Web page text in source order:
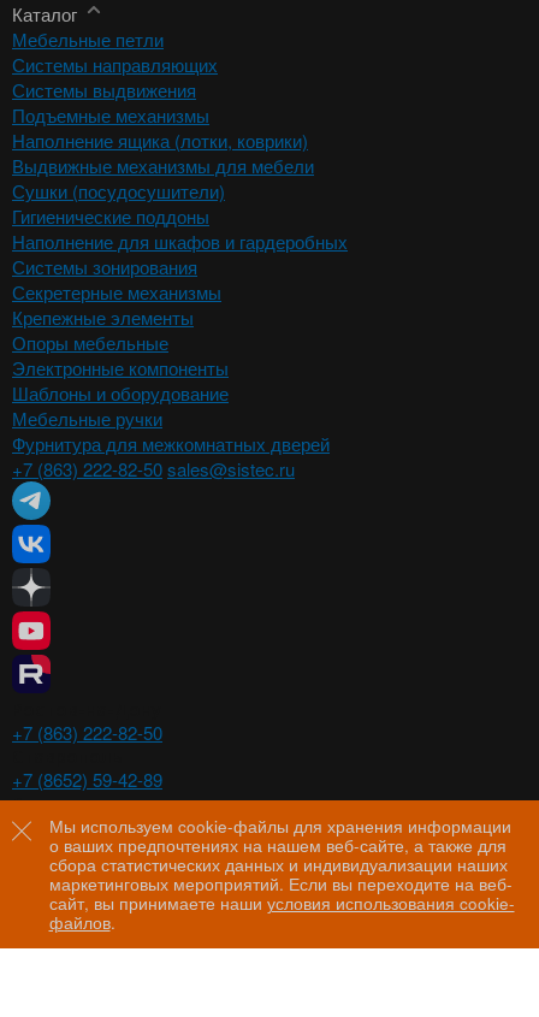
Мы используем cookie-файлы для хранения информации
о ваших предпочтениях на нашем веб-сайте, а также для
сбора статистических данных и индивидуализации наших
маркетинговых мероприятий. Если вы переходите на веб-
сайт, вы принимаете наши условия использования cookie-
файлов.
Каталог
Мебельные петли
Системы направляющих
Системы выдвижения
Подъемные механизмы
Наполнение ящика (лотки, коврики)
Выдвижные механизмы для мебели
Сушки (посудосушители)
Гигиенические поддоны
Наполнение для шкафов и гардеробных
Системы зонирования
Секретерные механизмы
Крепежные элементы
Опоры мебельные
Электронные компоненты
Шаблоны и оборудование
Мебельные ручки
Фурнитура для межкомнатных дверей
+7 (863) 222-82-50sales@sistec.ru
+7 (863) 222-82-50
+7 (8652) 59-42-89
Волгоград
+7 (8442) 29-00-21
Пятигорск
+7 (8793) 97-60-44